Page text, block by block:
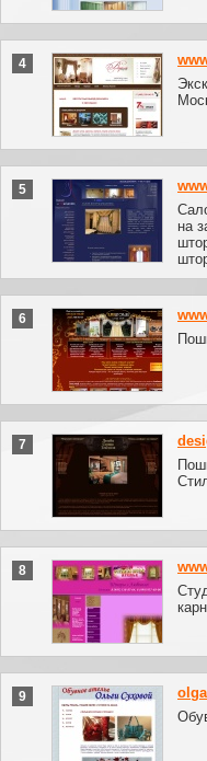
4
5
на
6
7
8
9